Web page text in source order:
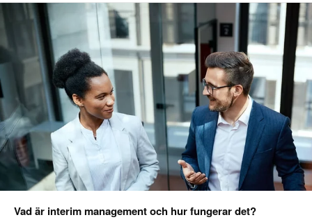
Vad är interim management och hur fungerar det?